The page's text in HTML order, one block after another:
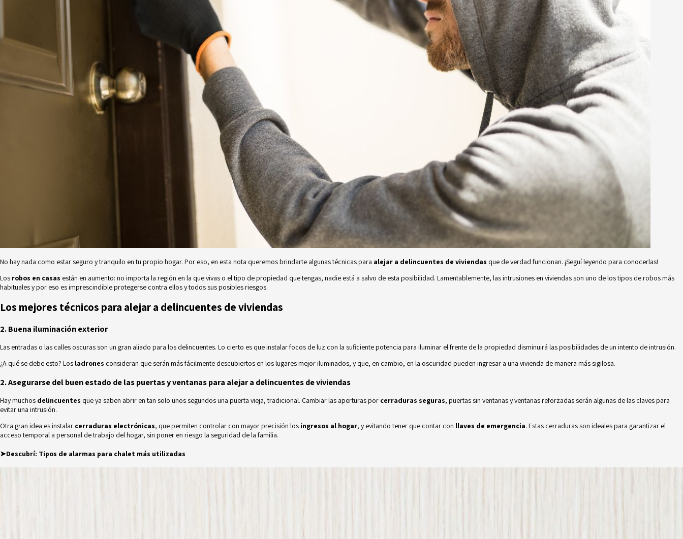
No hay nada como estar seguro y tranquilo en tu propio hogar. Por eso, en esta nota queremos brindarte algunas técnicas para alejar a delincuentes de viviendas que de verdad funcionan. ¡Seguí leyendo para conocerlas!
Los robos en casas están en aumento: no importa la región en la que vivas o el tipo de propiedad que tengas, nadie está a salvo de esta posibilidad. Lamentablemente, las intrusiones en viviendas son uno de los tipos de robos más
habituales y por eso es imprescindible protegerse contra ellos y todos sus posibles riesgos.
Los mejores técnicos para alejar a delincuentes de viviendas
2. Buena iluminación exterior
Las entradas o las calles oscuras son un gran aliado para los delincuentes. Lo cierto es que instalar focos de luz con la suficiente potencia para iluminar el frente de la propiedad disminuirá las posibilidades de un intento de intrusión.
¿A qué se debe esto? Los ladrones consideran que serán más fácilmente descubiertos en los lugares mejor iluminados, y que, en cambio, en la oscuridad pueden ingresar a una vivienda de manera más sigilosa.
2. Asegurarse del buen estado de las puertas y ventanas para alejar a delincuentes de viviendas
Hay muchos delincuentes que ya saben abrir en tan solo unos segundos una puerta vieja, tradicional. Cambiar las aperturas por cerraduras seguras, puertas sin ventanas y ventanas reforzadas serán algunas de las claves para
evitar una intrusión.
Otra gran idea es instalar cerraduras electrónicas, que permiten controlar con mayor precisión los ingresos al hogar, y evitando tener que contar con llaves de emergencia. Estas cerraduras son ideales para garantizar el
acceso temporal a personal de trabajo del hogar, sin poner en riesgo la seguridad de la familia.
➤Descubrí: Tipos de alarmas para chalet más utilizadas